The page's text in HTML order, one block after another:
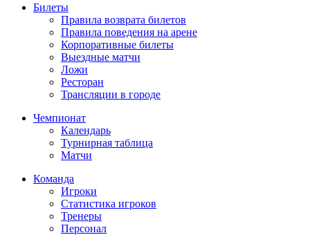
Билеты
Правила возврата билетов
Правила поведения на арене
Корпоративные билеты
Выездные матчи
Ложи
Ресторан
Трансляции в городе
Чемпионат
Календарь
Турнирная таблица
Матчи
Команда
Игроки
Статистика игроков
Тренеры
Персонал